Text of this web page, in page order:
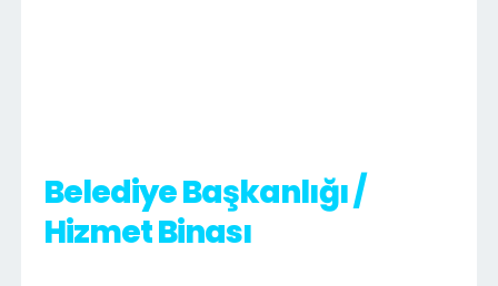
Belediye Başkanlığı /
Hizmet Binası